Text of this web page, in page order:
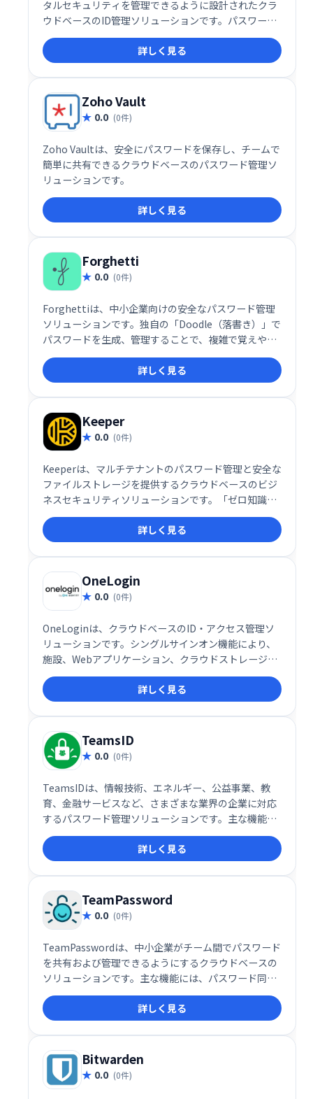
タルセキュリティを管理できるように設計されたクラ
ウドベースのID管理ソリューションです。パスワード
管理、シングルサインオン、ライフサイクル管理、グ
ループ自動化などの機能が含まれています。
詳しく見る
Zoho Vault
0.0 (0件)
Zoho Vaultは、安全にパスワードを保存し、チームで
簡単に共有できるクラウドベースのパスワード管理ソ
リューションです。
詳しく見る
Forghetti
0.0 (0件)
Forghettiは、中小企業向けの安全なパスワード管理
ソリューションです。独自の「Doodle（落書き）」で
パスワードを生成、管理することで、複雑で覚えやす
いパスワードを作成できます。付属のDoodlepadで線
や点などを組み合わせ、自分だけのDoodleを作成し、
各アプリへの安全なアクセスを実現します。複雑なパ
スワードの管理に悩む中小企業に最適です。
詳しく見る
Keeper
0.0 (0件)
Keeperは、マルチテナントのパスワード管理と安全な
ファイルストレージを提供するクラウドベースのビジ
ネスセキュリティソリューションです。「ゼロ知識」
セキュリティ機能を提供し、ユーザーはデバイスと
Keeperクラウドセキュリティボルトに保存されている
情報にのみアクセスできます。
詳しく見る
OneLogin
0.0 (0件)
OneLoginは、クラウドベースのID・アクセス管理ソ
リューションです。シングルサインオン機能により、
施設、Webアプリケーション、クラウドストレージな
どへのアクセスを安全に一元管理できます。適応型多
要素認証やモバイルIDトラッキングなども提供し、高
度なセキュリティと利便性を両立。ユーザーのアクセ
ス制御を効率化し、セキュリティリスクを軽減しま
す。
詳しく見る
TeamsID
0.0 (0件)
TeamsIDは、情報技術、エネルギー、公益事業、教
育、金融サービスなど、さまざまな業界の企業に対応
するパスワード管理ソリューションです。主な機能に
は、アクセス要求管理、アカウント管理、コンプライ
アンス管理、ユーザープロビジョニング、ユーザーア
クティビティの監視、シングルサインオン機能などが
あります。
詳しく見る
TeamPassword
0.0 (0件)
TeamPasswordは、中小企業がチーム間でパスワード
を共有および管理できるようにするクラウドベースの
ソリューションです。主な機能には、パスワード同
期、ユーザー管理、多要素認証、暗号化、アラート/通
知が含まれます。
詳しく見る
Bitwarden
0.0 (0件)